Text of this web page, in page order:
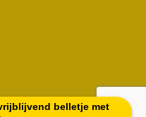
belletje met